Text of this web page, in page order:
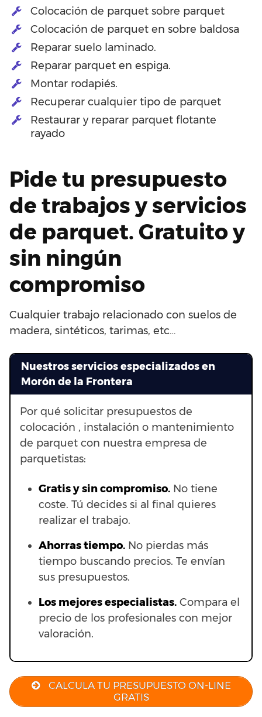
Colocación de parquet sobre parquet
Colocación de parquet en sobre baldosa
Reparar suelo laminado.
Reparar parquet en espiga.
Montar rodapiés.
Recuperar cualquier tipo de parquet
Restaurar y reparar parquet flotante
rayado
Pide tu presupuesto
de trabajos y servicios
de parquet. Gratuito y
sin ningún
compromiso
Cualquier trabajo relacionado con suelos de
madera, sintéticos, tarimas, etc…
Nuestros servicios especializados en
Morón de la Frontera
Por qué solicitar presupuestos de
colocación , instalación o mantenimiento
de parquet con nuestra empresa de
parquetistas:
Gratis y sin compromiso. No tiene
coste. Tú decides si al final quieres
realizar el trabajo.
Ahorras tiempo. No pierdas más
tiempo buscando precios. Te envían
sus presupuestos.
Los mejores especialistas. Compara el
precio de los profesionales con mejor
valoración.
CALCULA TU PRESUPUESTO ON-LINE
GRATIS